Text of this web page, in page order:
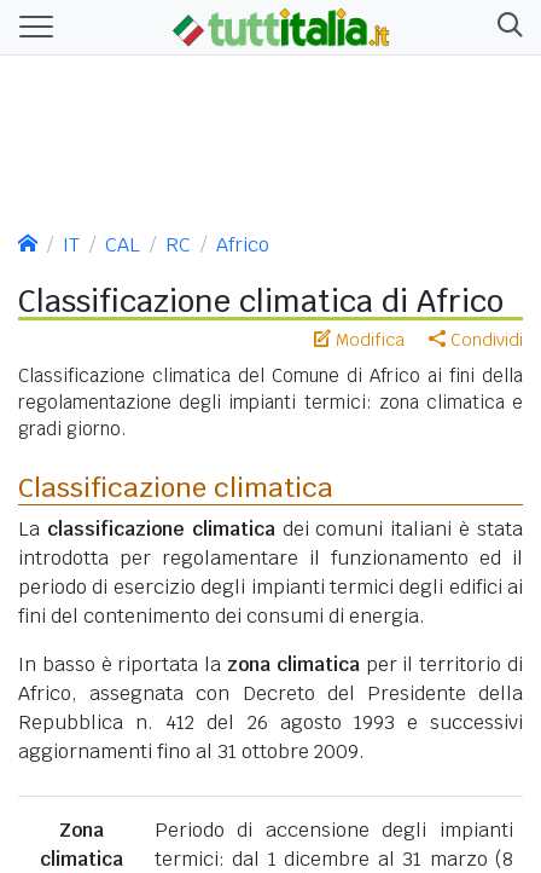
IT CAL RC Africo
Classificazione climatica di Africo
Modifica Condividi
Classificazione climatica del Comune di Africo ai fini della
regolamentazione degli impianti termici: zona climatica e
gradi giorno.
Classificazione climatica
La classificazione climaticadei comuni italiani è stata
introdotta per regolamentare il funzionamento ed il
periodo di esercizio degli impianti termici degli edifici ai
fini del contenimento dei consumi di energia.
In basso è riportata la zona climaticaper il territorio di
Africo, assegnata con Decreto del Presidente della
Repubblica n. 412 del 26 agosto 1993 e successivi
aggiornamenti fino al 31 ottobre 2009.
Zona
climatica
Periodo di accensione degli impianti
termici: dal 1 dicembre al 31 marzo (8